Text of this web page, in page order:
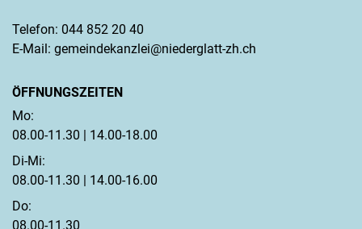
Telefon: 044 852 20 40
E-Mail: gemeindekanzlei@niederglatt-zh.ch
ÖFFNUNGSZEITEN
Mo:
08.00-11.30 | 14.00-18.00
Di-Mi:
08.00-11.30 | 14.00-16.00
Do:
08.00-11.30